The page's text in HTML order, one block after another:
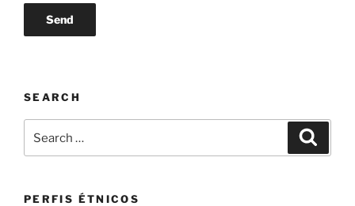
SEARCH
for:
PERFIS ÉTNICOS